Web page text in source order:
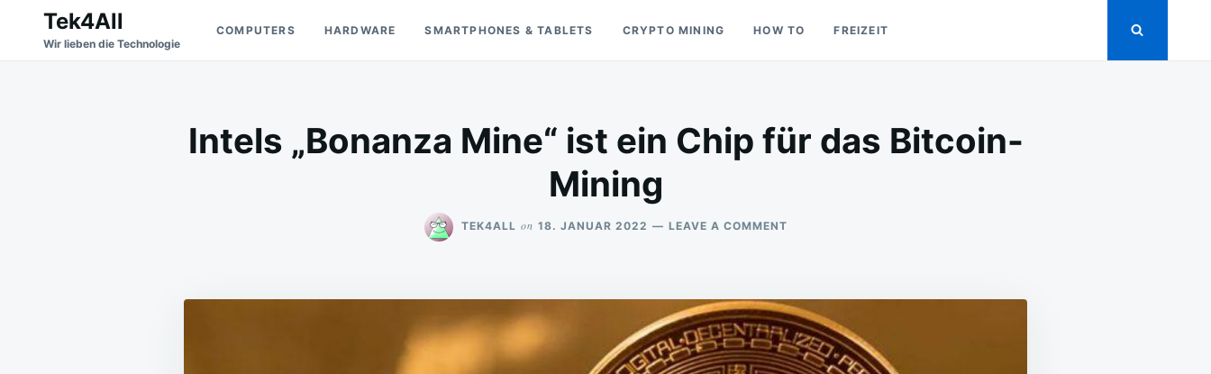
Search
for:
Tek4All
Wir lieben die Technologie
COMPUTERS HARDWARE SMARTPHONES & TABLETS CRYPTO MINING HOW TO FREIZEIT
Intels „Bonanza Mine“ ist ein Chip für das Bitcoin-
Mining
TEK4ALL on 18. JANUAR 2022 LEAVE A COMMENTON
EIN
CHIP
FÜR
DAS